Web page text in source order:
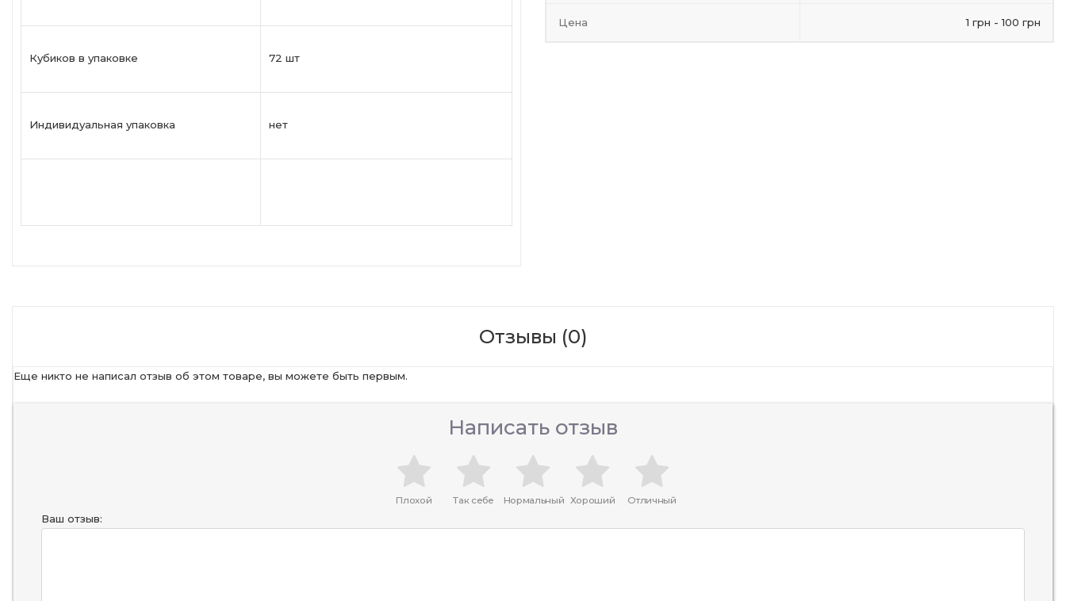
Кубиков в упаковке 72 шт
Индивидуальная упаковка нет
Цена 1 грн - 100 грн
Отзывы (0)
Еще никто не написал отзыв об этом товаре, вы можете быть первым.
Написать отзыв
Плохой Так себе Нормальный Хороший Отличный
Ваш отзыв: